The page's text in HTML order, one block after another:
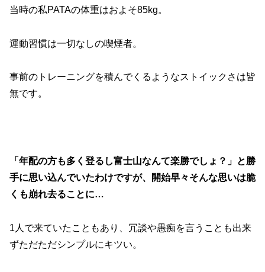
当時の私PATAの体重はおよそ85kg。
運動習慣は一切なしの喫煙者。
事前のトレーニングを積んでくるようなストイックさは皆
無です。
「年配の方も多く登るし富士山なんて楽勝でしょ？」と勝
手に思い込んでいたわけですが、開始早々そんな思いは脆
くも崩れ去ることに…
1人で来ていたこともあり、冗談や愚痴を言うことも出来
ずただただシンプルにキツい。